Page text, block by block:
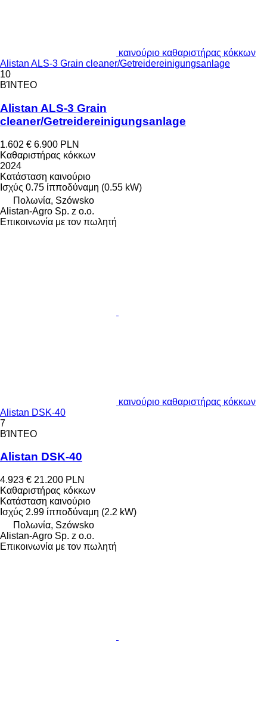
καινούριο καθαριστήρας κόκκων
Alistan ALS-3 Grain cleaner/Getreidereinigungsanlage
10
ΒΊΝΤΕΟ
Alistan ALS-3 Grain
cleaner/Getreidereinigungsanlage
1.602 € 6.900 PLN
Καθαριστήρας κόκκων
2024
Κατάσταση καινούριο
Ισχύς 0.75 ίπποδύναμη (0.55 kW)
Πολωνία, Szówsko
Alistan-Agro Sp. z o.o.
Επικοινωνία με τον πωλητή
καινούριο καθαριστήρας κόκκων
Alistan DSK-40
7
ΒΊΝΤΕΟ
Alistan DSK-40
4.923 € 21.200 PLN
Καθαριστήρας κόκκων
Κατάσταση καινούριο
Ισχύς 2.99 ίπποδύναμη (2.2 kW)
Πολωνία, Szówsko
Alistan-Agro Sp. z o.o.
Επικοινωνία με τον πωλητή